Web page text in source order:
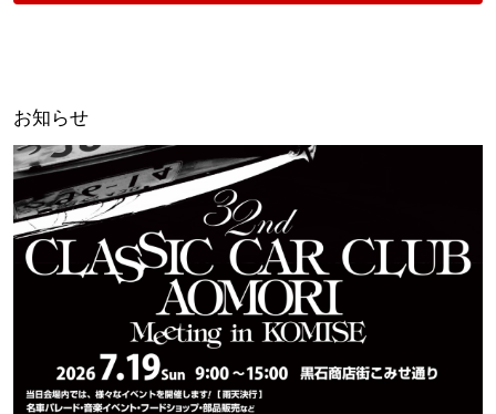
お知らせ